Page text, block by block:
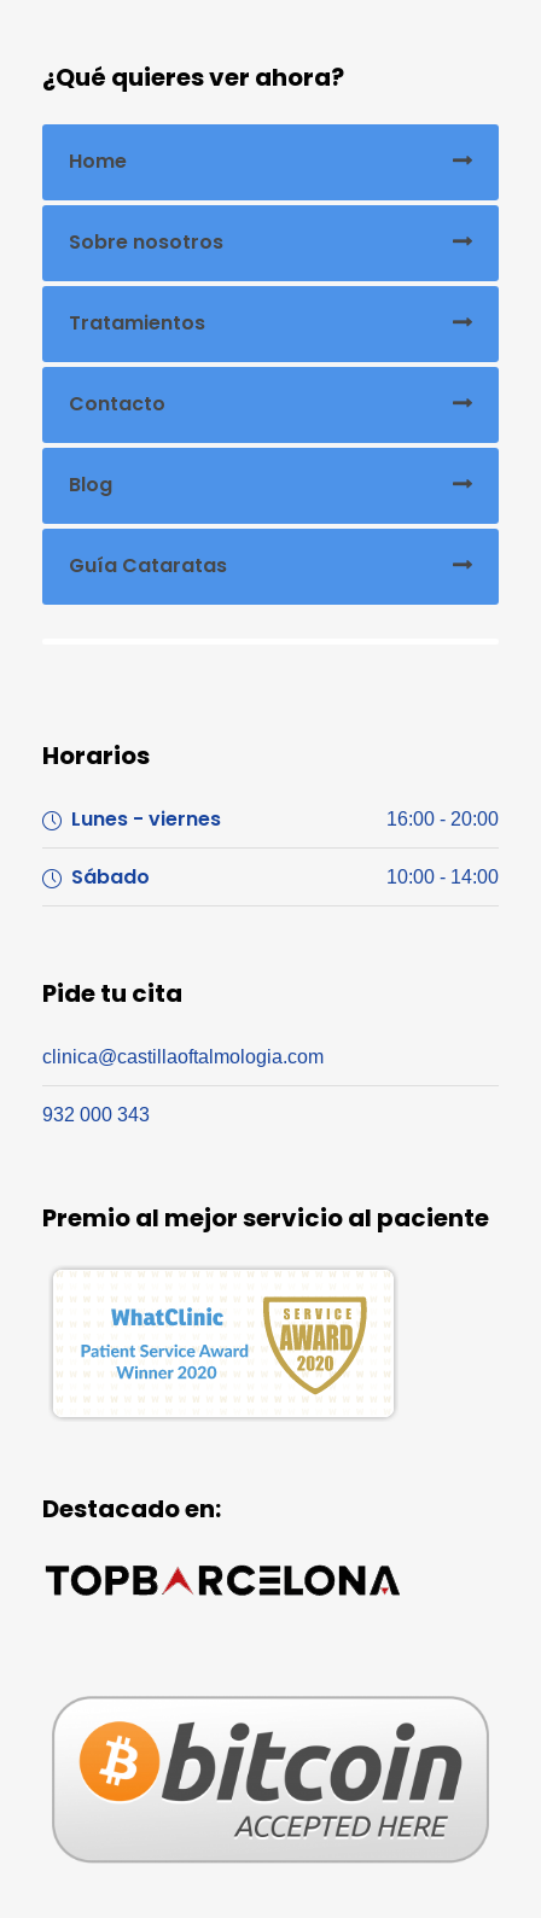
¿Qué quieres ver ahora?
Home
Sobre nosotros
Tratamientos
Contacto
Blog
Guía Cataratas
Horarios
Lunes - viernes 16:00 - 20:00
Sábado 10:00 - 14:00
Pide tu cita
clinica@castillaoftalmologia.com
932 000 343
Premio al mejor servicio al paciente
Destacado en: